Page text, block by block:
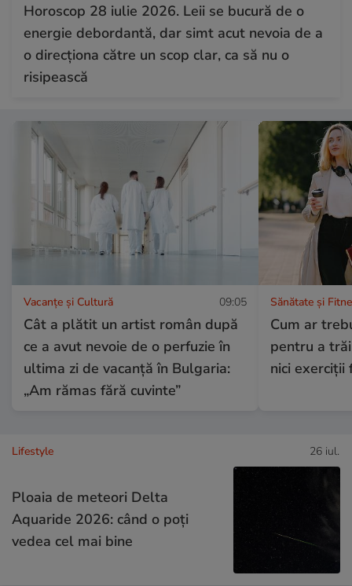
Horoscop 28 iulie 2026. Leii se bucură de o
energie debordantă, dar simt acut nevoia de a
o direcționa către un scop clar, ca să nu o
risipească
Vacanțe și Cultură 09:05
Cât a plătit un artist român după
ce a avut nevoie de o perfuzie în
ultima zi de vacanță în Bulgaria:
„Am rămas fără cuvinte”
Sănătate și
Cum ar
pentru a
nici exerciții
Lifestyle 26 iul.
Ploaia de meteori Delta
Aquaride 2026: când o poți
vedea cel mai bine